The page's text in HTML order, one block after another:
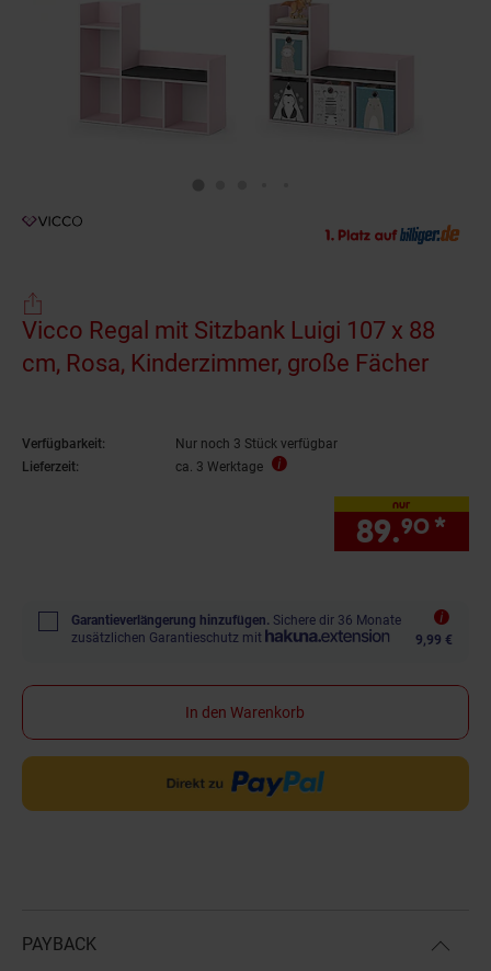
Vicco Regal mit Sitzbank Luigi 107 x 88
cm, Rosa, Kinderzimmer, große Fächer
Verfügbarkeit:
Nur noch 3 Stück verfügbar
Lieferzeit:
ca. 3 Werktage
nur
89.90 *
Garantieverlängerung hinzufügen. Sichere dir 36 Monate
zusätzlichen Garantieschutz mit
9,99 €
In den Warenkorb
PAYBACK